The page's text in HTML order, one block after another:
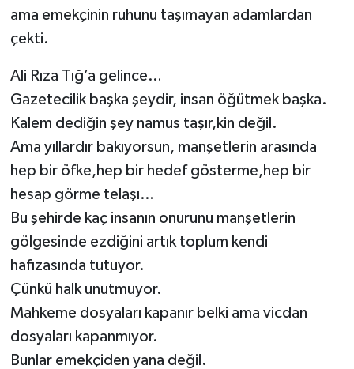
ama emekçinin ruhunu taşımayan adamlardan
çekti.
Ali Rıza Tığ’a gelince…
Gazetecilik başka şeydir, insan öğütmek başka.
Kalem dediğin şey namus taşır,kin değil.
Ama yıllardır bakıyorsun, manşetlerin arasında
hep bir öfke,hep bir hedef gösterme,hep bir
hesap görme telaşı…
Bu şehirde kaç insanın onurunu manşetlerin
gölgesinde ezdiğini artık toplum kendi
hafızasında tutuyor.
Çünkü halk unutmuyor.
Mahkeme dosyaları kapanır belki ama vicdan
dosyaları kapanmıyor.
Bunlar emekçiden yana değil.